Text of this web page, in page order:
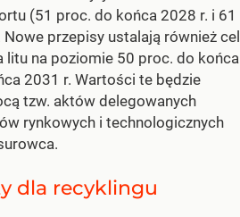
(51 proc. do końca 2028 r. i 61
przepisy ustalają również cel
litu na poziomie 50 proc. do końca
2031 r. Wartości te będzie
tzw. aktów delegowanych
rynkowych i technologicznych
dla recyklingu